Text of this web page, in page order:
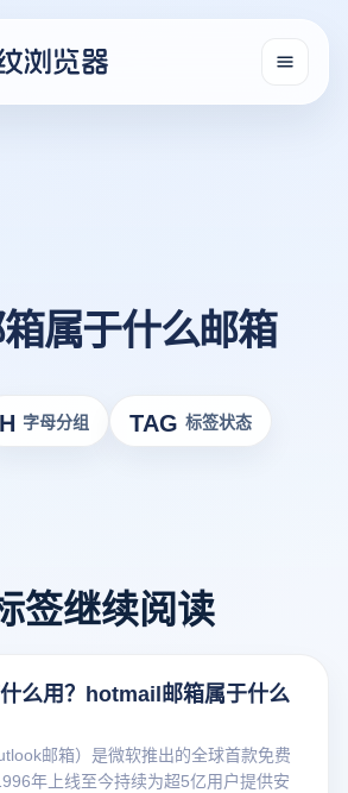
属于什么邮箱
H 字母分组 TAG 标签状态
签继续阅读
么用？hotmail邮箱属于什么
邮箱）是微软推出的全球首款免费
年上线至今持续为超5亿用户提供安